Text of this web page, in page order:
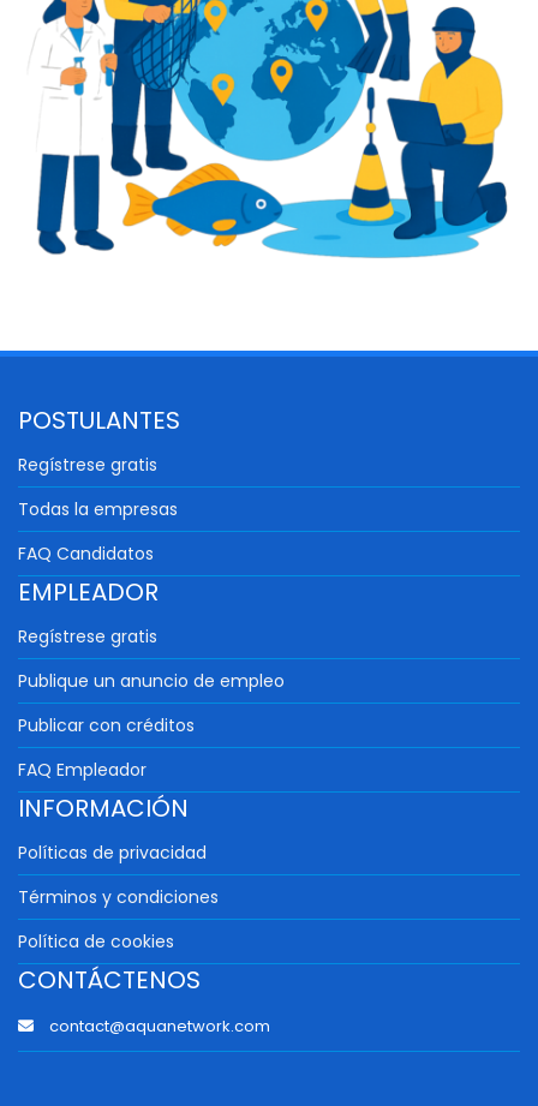
POSTULANTES
Regístrese gratis
Todas la empresas
FAQ Candidatos
EMPLEADOR
Regístrese gratis
Publique un anuncio de empleo
Publicar con créditos
FAQ Empleador
INFORMACIÓN
Políticas de privacidad
Términos y condiciones
Política de cookies
CONTÁCTENOS
contact@aquanetwork.com